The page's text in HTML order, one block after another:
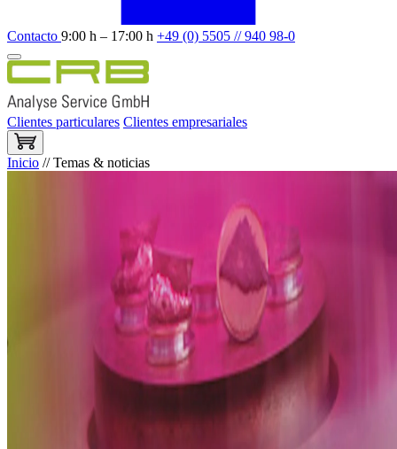
Contacto 9:00 h – 17:00 h +49 (0) 5505 // 940 98-0
Clientes particulares Clientes empresariales
Inicio //Temas & noticias